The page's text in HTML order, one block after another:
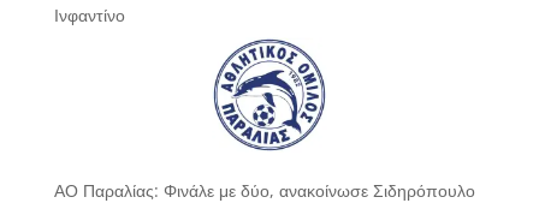
Ινφαντίνο
ΑΟ Παραλίας: Φινάλε με δύο, ανακοίνωσε Σιδηρόπουλο